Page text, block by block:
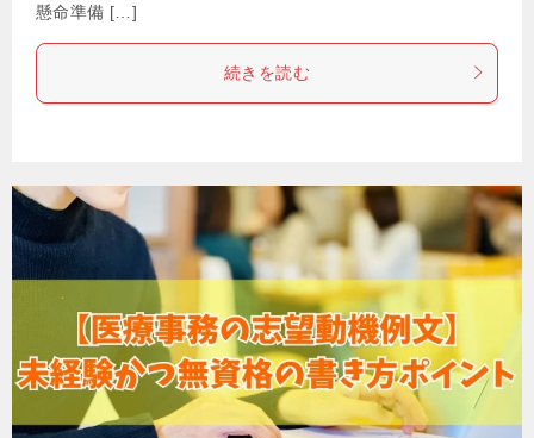
懸命準備 […]
続きを読む